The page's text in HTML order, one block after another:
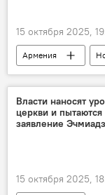
15 октября 2025,
Армения
Политика
задержание
Власти наносят
церкви и пытаются
заявление
15 октября 2025,